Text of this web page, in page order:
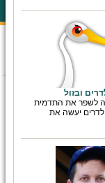
ובזול
לשפר את התדמית
יעשה את